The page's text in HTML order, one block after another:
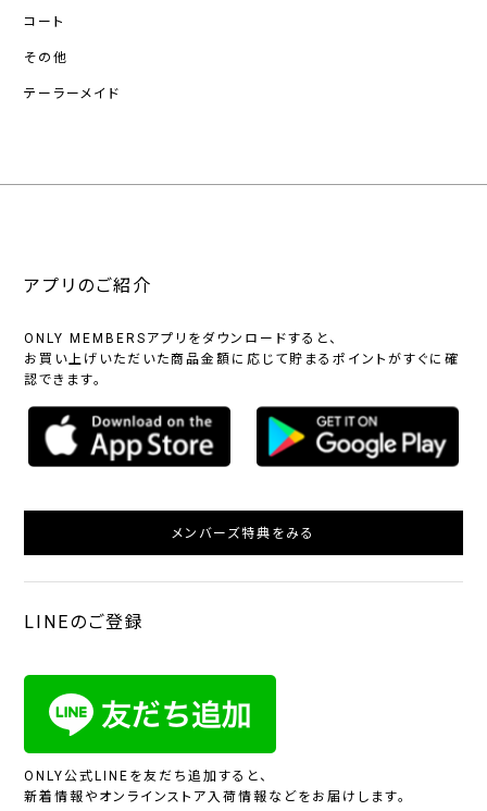
コート
その他
テーラーメイド
アプリのご紹介
ONLY MEMBERSアプリをダウンロードすると、
お買い上げいただいた商品金額に応じて貯まるポイントがすぐに確
認できます。
メンバーズ特典をみる
LINEのご登録
ONLY公式LINEを友だち追加すると、
新着情報やオンラインストア入荷情報などをお届けします。